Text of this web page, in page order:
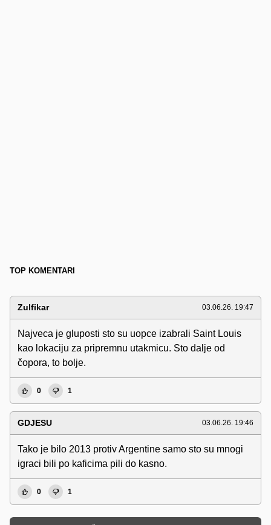
TOP KOMENTARI
Zulfikar 03.06.26. 19:47
Najveca je gluposti sto su uopce izabrali Saint Louis
kao lokaciju za pripremnu utakmicu. Sto dalje od
čopora, to bolje.
0 1
GDJESU 03.06.26. 19:46
Tako je bilo 2013 protiv Argentine samo sto su mnogi
igraci bili po kaficima pili do kasno.
0 1